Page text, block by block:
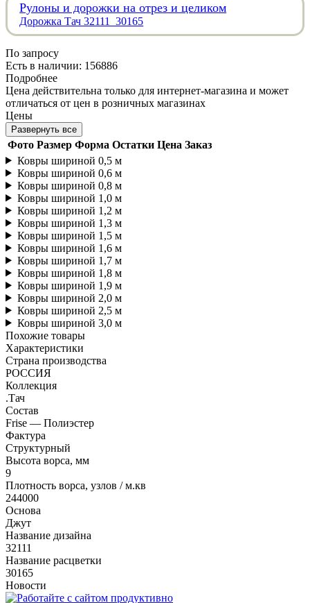
Рулоны и дорожки на отрез и целиком
Дорожка Тач 32111_30165
По запросу
Есть в наличии: 156886
Подробнее
Цена действительна только для интернет-магазина и может
отличаться от цен в розничных магазинах
Цены
Развернуть все
Фото Размер Форма Остатки Цена Заказ
Ковры шириной 0,5 м
Ковры шириной 0,6 м
Ковры шириной 0,8 м
Ковры шириной 1,0 м
Ковры шириной 1,2 м
Ковры шириной 1,3 м
Ковры шириной 1,5 м
Ковры шириной 1,6 м
Ковры шириной 1,7 м
Ковры шириной 1,8 м
Ковры шириной 1,9 м
Ковры шириной 2,0 м
Ковры шириной 2,5 м
Ковры шириной 3,0 м
Похожие товары
Характеристики
Страна производства
РОССИЯ
Коллекция
.Тач
Состав
Frise — Полиэстер
Фактура
Структурный
Высота ворса, мм
9
Плотность ворса, узлов / м.кв
244000
Основа
Джут
Название дизайна
32111
Название расцветки
30165
Новости